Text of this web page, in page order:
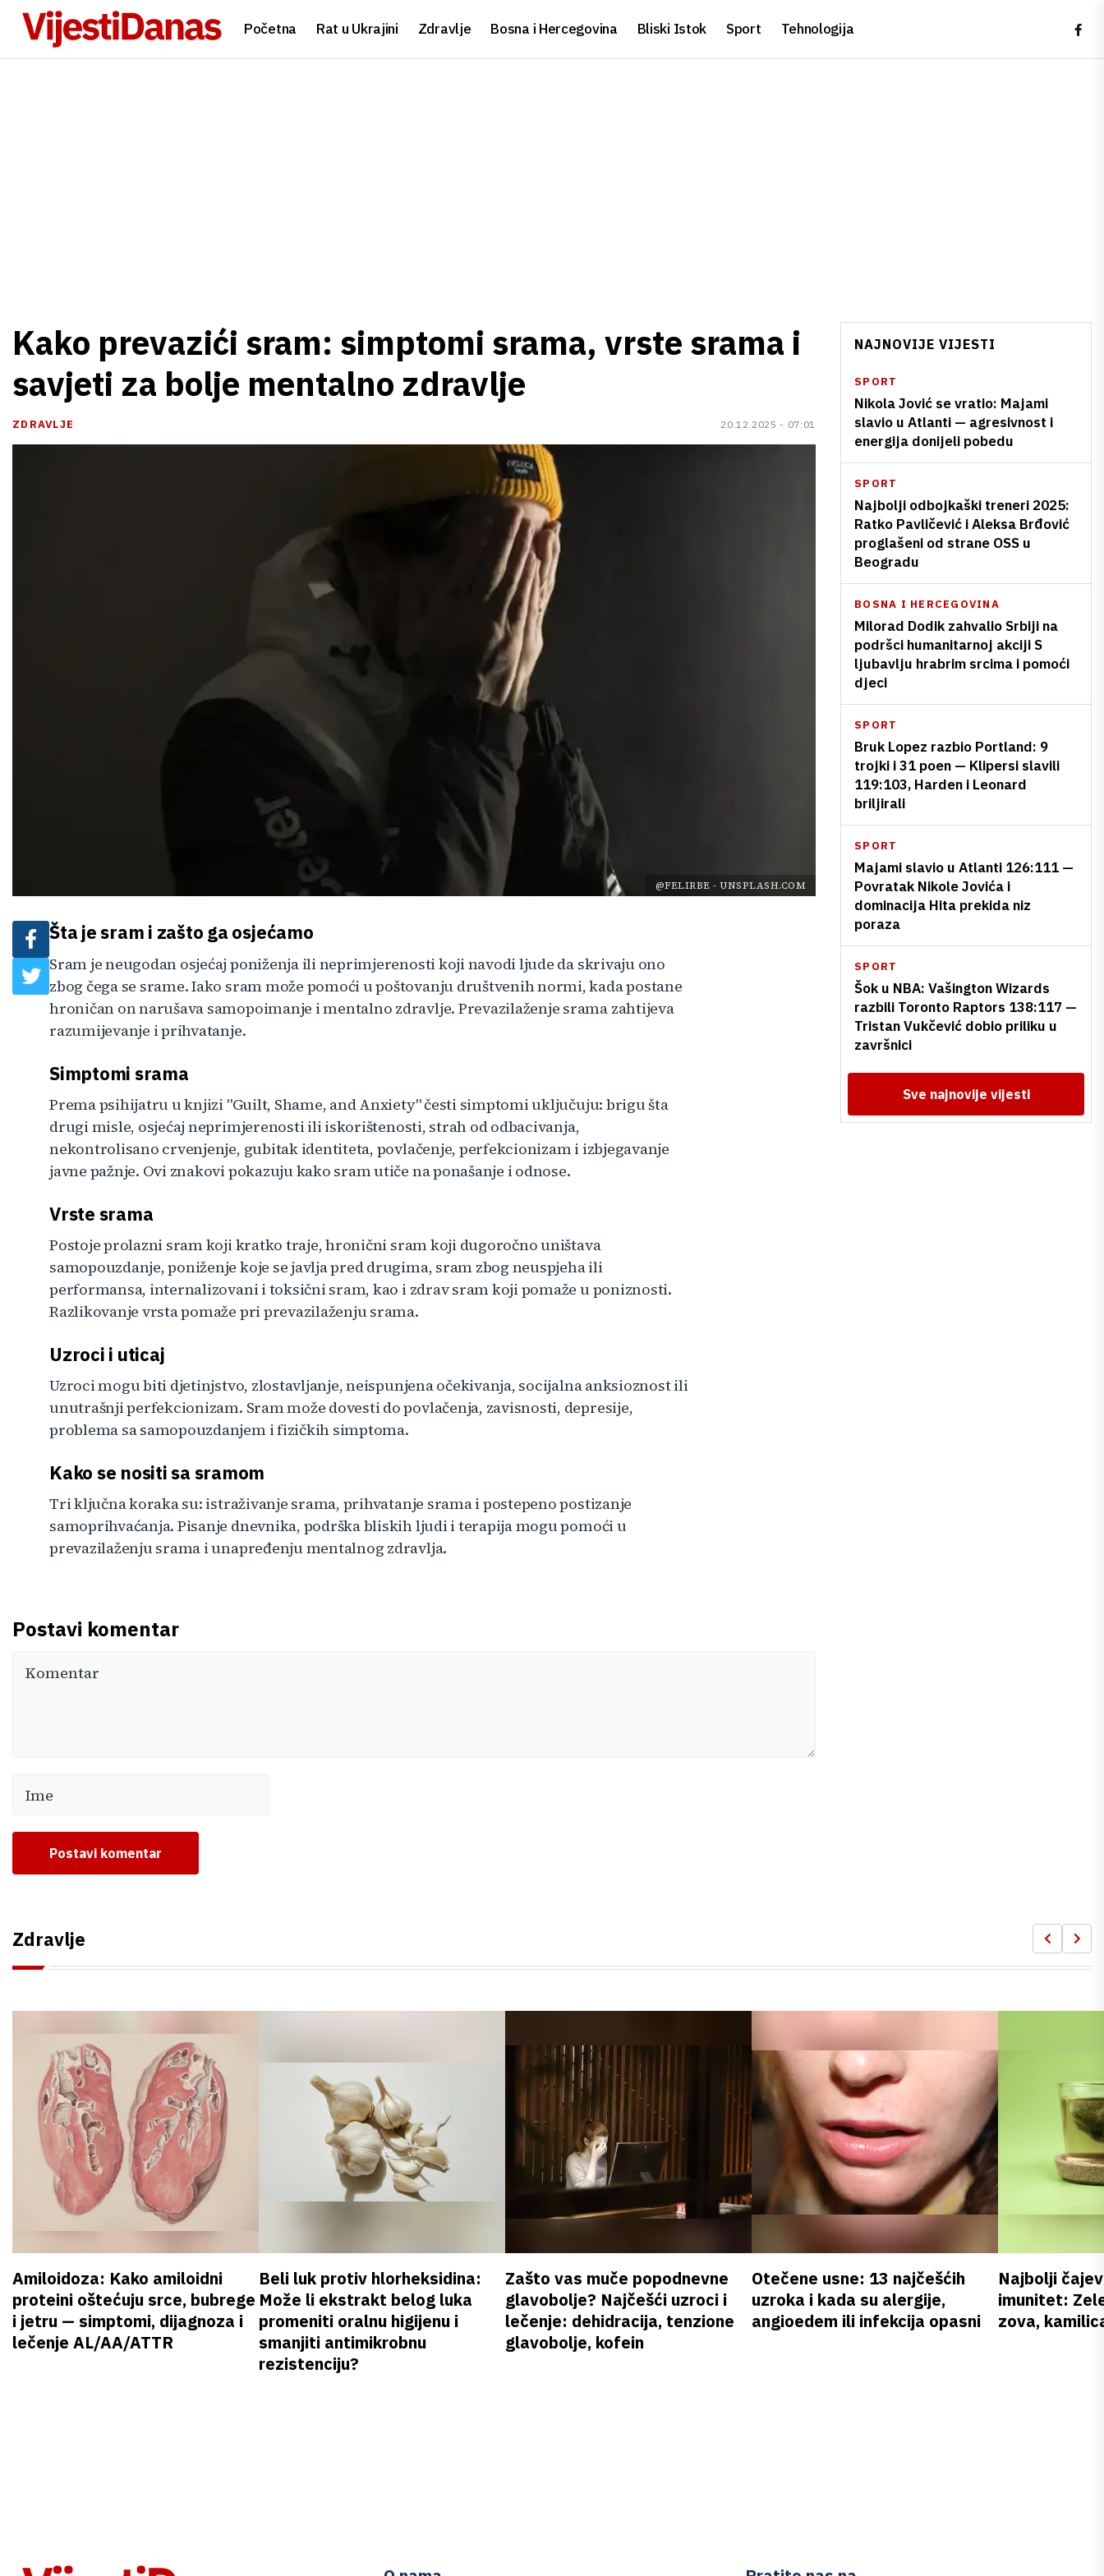
Početna Rat u Ukrajini Zdravlje Bosna i Hercegovina Bliski Istok Sport Tehnologija
Kako prevazići sram: simptomi srama, vrste srama i
savjeti za bolje mentalno zdravlje
ZDRAVLJE 20.12.2025 - 07:01
@FELIRBE - UNSPLASH.COM
Šta je sram i zašto ga osjećamo
Sram je neugodan osjećaj poniženja ili neprimjerenosti koji navodi ljude da skrivaju ono
zbog čega se srame. Iako sram može pomoći u poštovanju društvenih normi, kada postane
hroničan on narušava samopoimanje i mentalno zdravlje. Prevazilaženje srama zahtijeva
razumijevanje i prihvatanje.
Simptomi srama
Prema psihijatru u knjizi "Guilt, Shame, and Anxiety" česti simptomi uključuju: brigu šta
drugi misle, osjećaj neprimjerenosti ili iskorištenosti, strah od odbacivanja,
nekontrolisano crvenjenje, gubitak identiteta, povlačenje, perfekcionizam i izbjegavanje
javne pažnje. Ovi znakovi pokazuju kako sram utiče na ponašanje i odnose.
Vrste srama
Postoje prolazni sram koji kratko traje, hronični sram koji dugoročno uništava
samopouzdanje, poniženje koje se javlja pred drugima, sram zbog neuspjeha ili
performansa, internalizovani i toksični sram, kao i zdrav sram koji pomaže u poniznosti.
Razlikovanje vrsta pomaže pri prevazilaženju srama.
Uzroci i uticaj
Uzroci mogu biti djetinjstvo, zlostavljanje, neispunjena očekivanja, socijalna anksioznost ili
unutrašnji perfekcionizam. Sram može dovesti do povlačenja, zavisnosti, depresije,
problema sa samopouzdanjem i fizičkih simptoma.
Kako se nositi sa sramom
Tri ključna koraka su: istraživanje srama, prihvatanje srama i postepeno postizanje
samoprihvaćanja. Pisanje dnevnika, podrška bliskih ljudi i terapija mogu pomoći u
prevazilaženju srama i unapređenju mentalnog zdravlja.
Postavi komentar
Postavi komentar
NAJNOVIJE VIJESTI
SPORT
Nikola Jović se vratio: Majami
slavio u Atlanti — agresivnost i
energija donijeli pobedu
SPORT
Najbolji odbojkaški treneri 2025:
Ratko Pavličević i Aleksa Brđović
proglašeni od strane OSS u
Beogradu
BOSNA I HERCEGOVINA
Milorad Dodik zahvalio Srbiji na
podršci humanitarnoj akciji S
ljubavlju hrabrim srcima i pomoći
djeci
SPORT
Bruk Lopez razbio Portland: 9
trojki i 31 poen — Klipersi slavili
119:103, Harden i Leonard
briljirali
SPORT
Majami slavio u Atlanti 126:111 —
Povratak Nikole Jovića i
dominacija Hita prekida niz
poraza
SPORT
Šok u NBA: Vašington Wizards
razbili Toronto Raptors 138:117 —
Tristan Vukčević dobio priliku u
završnici
Sve najnovije vijesti
Zdravlje
Amiloidoza: Kako amiloidni
proteini oštećuju srce, bubrege
i jetru — simptomi, dijagnoza i
lečenje AL/AA/ATTR
Beli luk protiv hlorheksidina:
Može li ekstrakt belog luka
promeniti oralnu higijenu i
smanjiti antimikrobnu
rezistenciju?
Zašto vas muče popodnevne
glavobolje? Najčešći uzroci i
lečenje: dehidracija, tenzione
glavobolje, kofein
Otečene usne: 13 najčešćih
uzroka i kada su alergije,
angioedem ili infekcija opasni
Najbolji
imunitet:
zova,